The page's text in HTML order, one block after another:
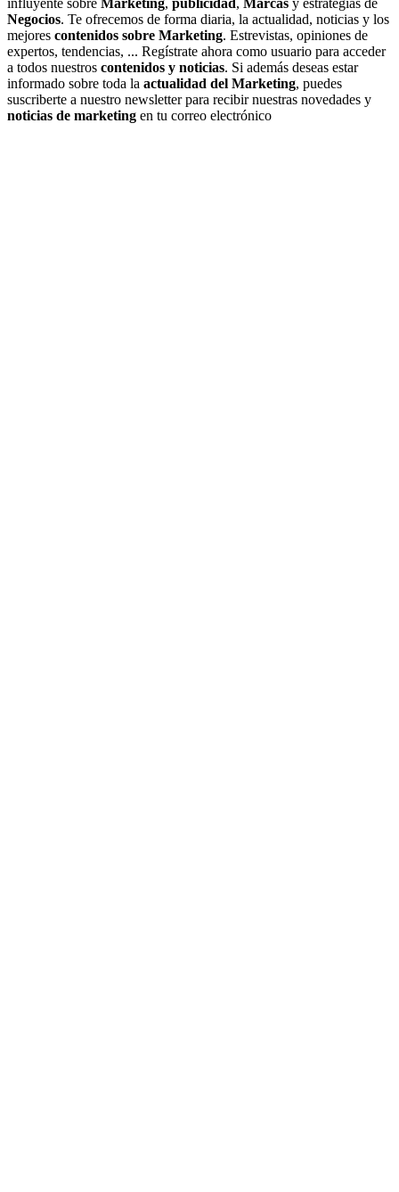
influyente sobre Marketing, publicidad , Marcas y estrategias de
Negocios. Te ofrecemos de forma diaria, la actualidad, noticias y los
mejores contenidos sobre Marketing. Estrevistas, opiniones de
expertos, tendencias, ... Regístrate ahora como usuario para acceder
a todos nuestros contenidos y noticias. Si además deseas estar
informado sobre toda la actualidad del Marketing, puedes
suscriberte a nuestro newsletter para recibir nuestras novedades y
noticias de marketing en tu correo electrónico